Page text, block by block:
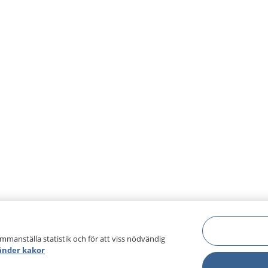
statistik och för att viss nödvändig
kakor